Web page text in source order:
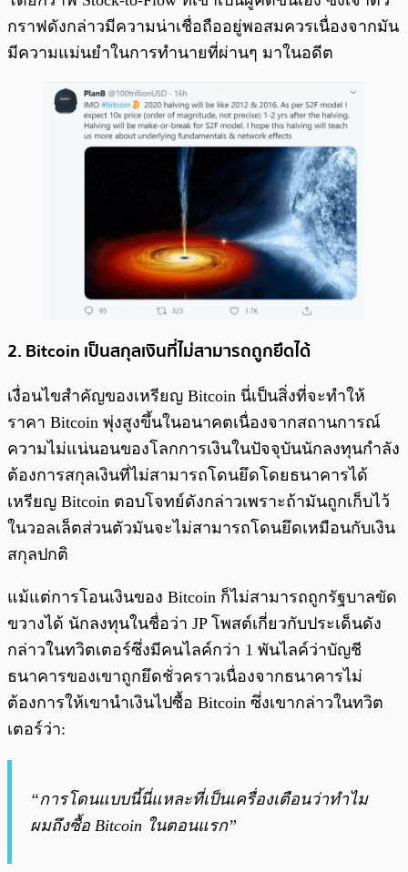
กราฟดังกล่าวมีความน่าเชื่อถืออยู่พอสมควรเนื่องจากมัน
มีความแม่นยำในการทำนายที่ผ่านๆ มาในอดีต
2. Bitcoin เป็นสกุลเงินที่ไม่สามารถถูกยึดได้
เงื่อนไขสำคัญของเหรียญ Bitcoin นี่เป็นสิ่งที่จะทำให้
ราคา Bitcoin พุ่งสูงขึ้นในอนาคตเนื่องจากสถานการณ์
ความไม่แน่นอนของโลกการเงินในปัจจุบันนักลงทุนกำลัง
ต้องการสกุลเงินที่ไม่สามารถโดนยึดโดยธนาคารได้
เหรียญ Bitcoin ตอบโจทย์ดังกล่าวเพราะถ้ามันถูกเก็บไว้
ในวอลเล็ตส่วนตัวมันจะไม่สามารถโดนยึดเหมือนกับเงิน
สกุลปกติ
แม้แต่การโอนเงินของ Bitcoin ก็ไม่สามารถถูกรัฐบาลขัด
ขวางได้ นักลงทุนในชื่อว่า JP โพสต์เกี่ยวกับประเด็นดัง
กล่าวในทวิตเตอร์ซึ่งมีคนไลค์กว่า 1 พันไลค์ว่าบัญชี
ธนาคารของเขาถูกยึดชั่วคราวเนื่องจากธนาคารไม่
ต้องการให้เขานำเงินไปซื้อ Bitcoin ซึ่งเขากล่าวในทวิต
เตอร์ว่า:
“การโดนแบบนี้นี่แหละที่เป็นเครื่องเตือนว่าทำไม
ผมถึงซื้อ Bitcoin ในตอนแรก”